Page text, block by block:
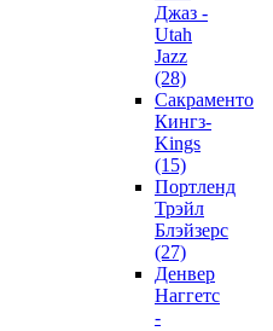
Джаз -
Utah
Jazz
(28)
Сакраменто
Кингз-
Kings
(15)
Портленд
Трэйл
Блэйзерс
(27)
Денвер
Наггетс
-